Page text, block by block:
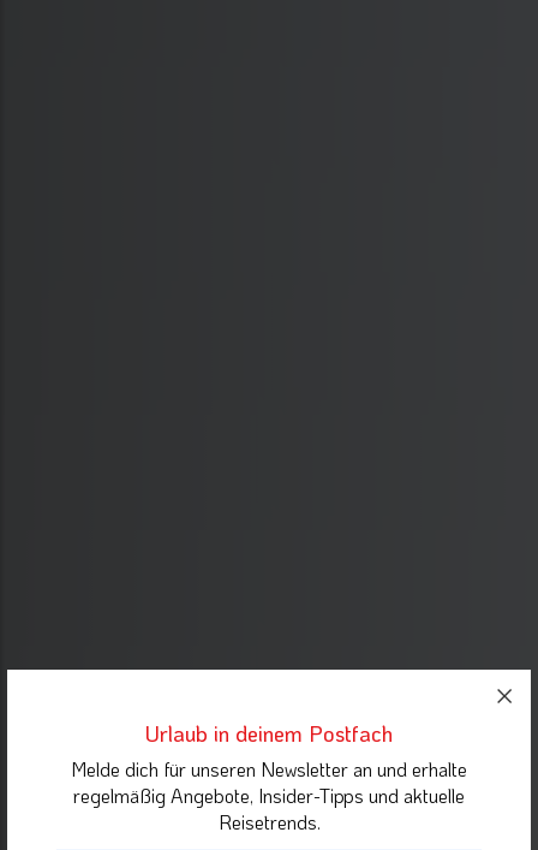
Urlaub in deinem Postfach
Melde dich für unseren Newsletter an und erhalte
regelmäßig Angebote, Insider-Tipps und aktuelle
Reisetrends.